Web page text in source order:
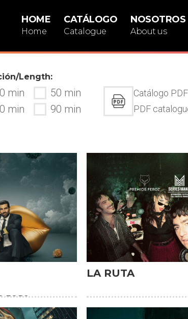
HOME
Home
CATÁLOGO
Catalogue
NOSOTROS
About us
Length:
min
50 min
min
90 min
Catálogo PDF
PDF
FOR?
LA RUTA